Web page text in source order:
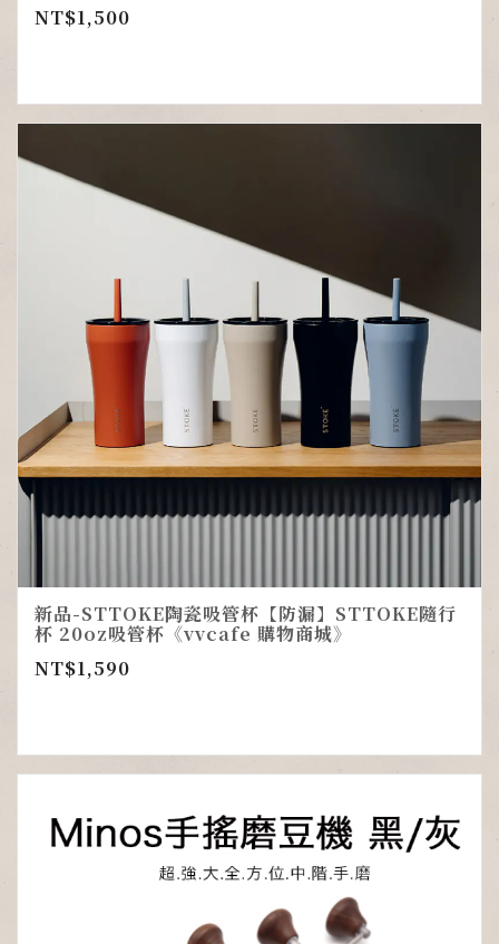
NT$1,500
新品-STTOKE陶瓷吸管杯【防漏】STTOKE隨行
杯 20oz吸管杯《vvcafe 購物商城》
NT$1,590